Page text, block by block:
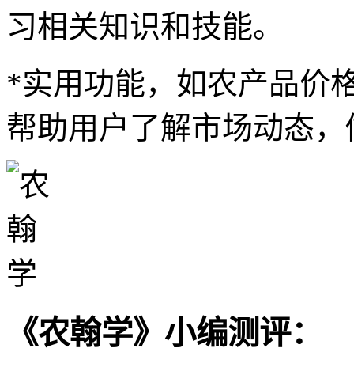
习相关知识和技能。
*实用功能，如农产品价
帮助用户了解市场动态
《农翰学》小编测评：